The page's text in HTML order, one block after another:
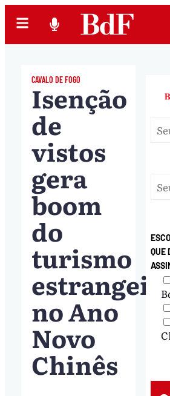
CAVALO DE FOGO
Isenção
de
vistos
gera
boom
do
turismo
no Ano
Novo
Chinês
QUE